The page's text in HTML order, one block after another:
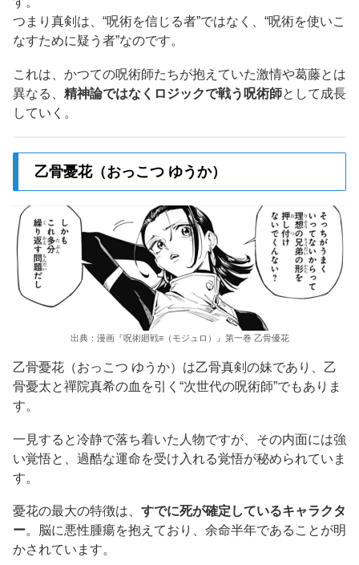
つまり真剣は、“呪術を信じる者”ではなく、“呪術を使いこ
なすために疑う者”なのです。
これは、かつての呪術師たちが抱えていた激情や葛藤とは
異なる、 精神論ではなくロジックで戦う呪術師として成長
していく。
乙骨憂花（おっこつ ゆうか）
出典：漫画『呪術廻戦≡（モジュロ）』第一巻 乙骨優花
乙骨憂花（おっこつ ゆうか）は乙骨真剣の妹であり、乙
骨憂太と禪院真希の血を引く“次世代の呪術師”でもありま
す。
一見すると冷静で落ち着いた人物ですが、その内面には強
い覚悟と、過酷な運命を受け入れる覚悟が秘められていま
す。
憂花の最大の特徴は、 すでに死が確定しているキャラクタ
ー。脳に悪性腫瘍を抱えており、余命半年であることが明
かされています。